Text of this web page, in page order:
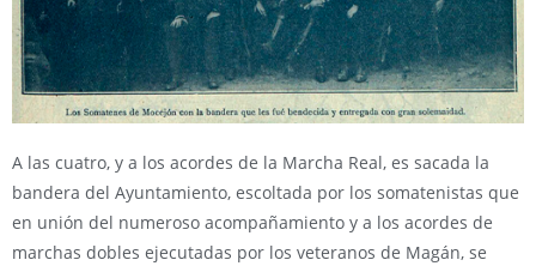
A las cuatro, y a los acordes de la Marcha Real, es sacada la
bandera del Ayuntamiento, escoltada por los somatenistas que
en unión del numeroso acompañamiento y a los acordes de
marchas dobles ejecutadas por los veteranos de Magán, se